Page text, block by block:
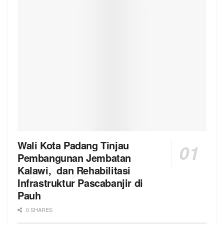
Wali Kota Padang Tinjau
Pembangunan Jembatan
Kalawi, dan Rehabilitasi
Infrastruktur Pascabanjir di
Pauh
0 SHARES